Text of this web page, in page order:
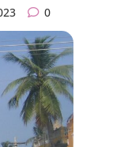
0